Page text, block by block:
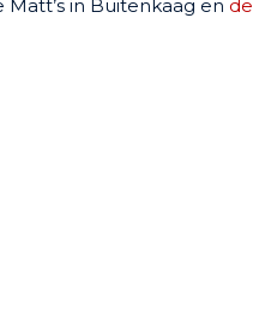
in Buitenkaag en de